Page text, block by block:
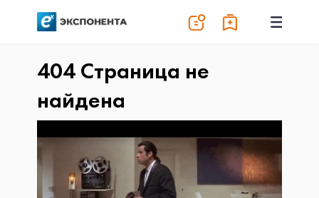
404 Страница не
найдена